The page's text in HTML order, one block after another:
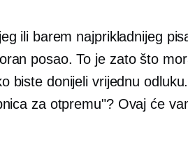
ili barem najprikladnijeg
posao. To je zato što
biste donijeli vrijednu
za otpremu"? Ovaj će